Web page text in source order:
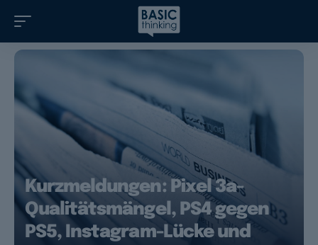
Kurzmeldungen: Pixel 3a-
Qualitätsmängel, PS4 gegen
PS5, Instagram-Lücke und